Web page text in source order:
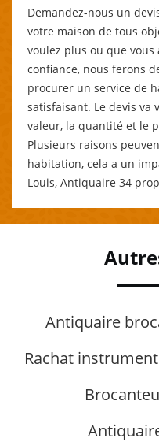
Demandez-nous un
votre maison de tous
voulez plus ou que vous
confiance, nous ferons
procurer un service de
satisfaisant. Le devis va
valeur, la quantité et le
Plusieurs raisons
habitation, cela a un
Louis, Antiquaire 34
Antiquaire
Rachat